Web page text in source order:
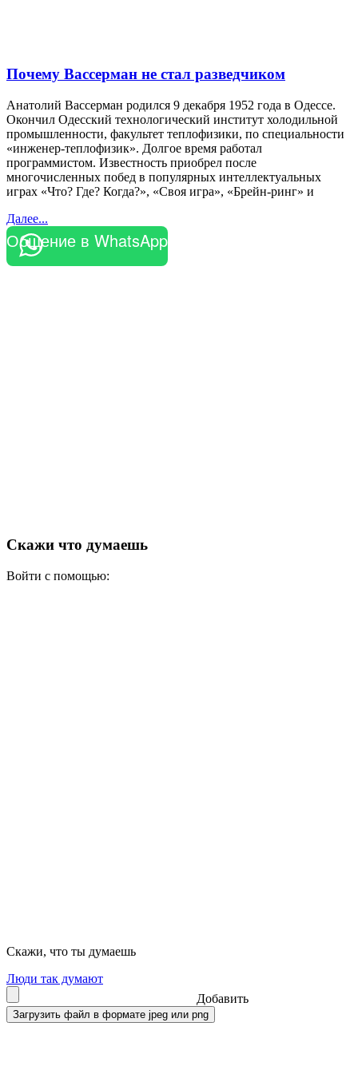
Почему Вассерман не стал разведчиком
Анатолий Вассерман родился 9 декабря 1952 года в Одессе.
Окончил Одесский технологический институт холодильной
промышленности, факультет теплофизики, по специальности
«инженер-теплофизик». Долгое время работал
программистом. Известность приобрел после
многочисленных побед в популярных интеллектуальных
играх «Что? Где? Когда?», «Своя игра», «Брейн-ринг» и
Далее...
Общение в WhatsApp
Скажи что думаешь
Войти с помощью:
Скажи, что ты думаешь
Люди так думают
Добавить